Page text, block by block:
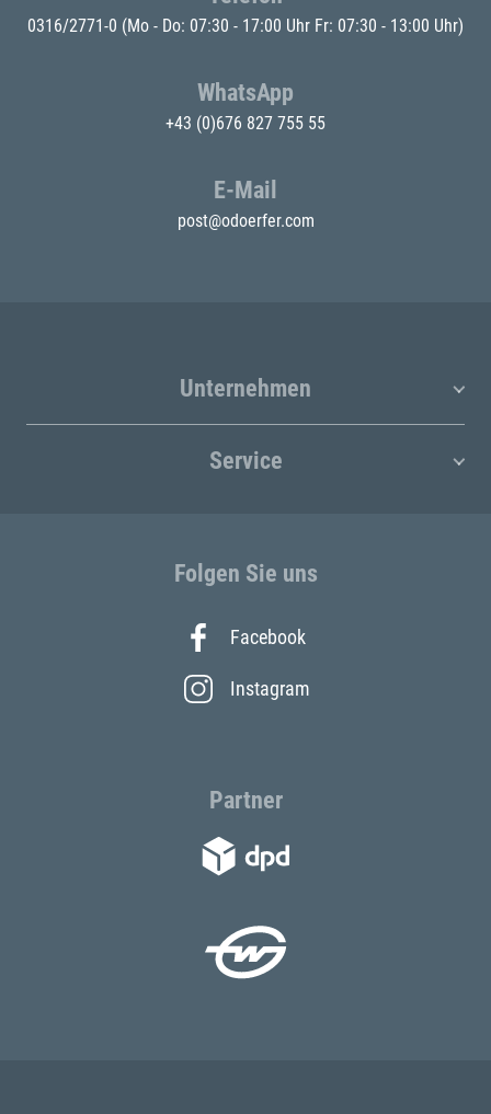
0316/2771-0 (Mo - Do: 07:30 - 17:00 Uhr Fr: 07:30 - 13:00 Uhr)
WhatsApp
+43 (0)676 827 755 55
E-Mail
post@odoerfer.com
Unternehmen
Service
Folgen Sie uns
Facebook
Instagram
Partner